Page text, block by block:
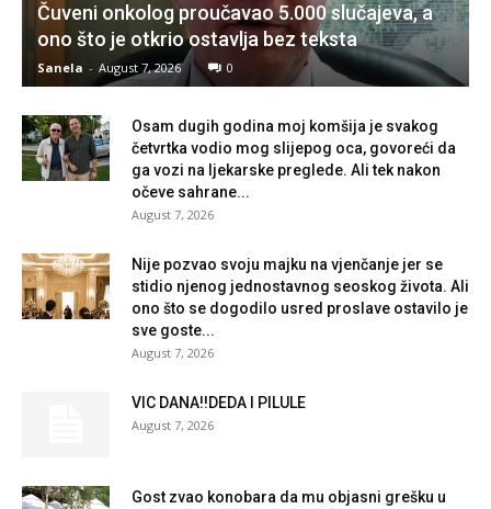
Čuveni onkolog proučavao 5.000 slučajeva, a
ono što je otkrio ostavlja bez teksta
Sanela - August 7, 2026 0
Osam dugih godina moj komšija je svakog
četvrtka vodio mog slijepog oca, govoreći da
ga vozi na ljekarske preglede. Ali tek nakon
očeve sahrane...
August 7, 2026
Nije pozvao svoju majku na vjenčanje jer se
stidio njenog jednostavnog seoskog života. Ali
ono što se dogodilo usred proslave ostavilo je
sve goste...
August 7, 2026
VIC DANA!!DEDA I PILULE
August 7, 2026
Gost zvao konobara da mu objasni grešku u